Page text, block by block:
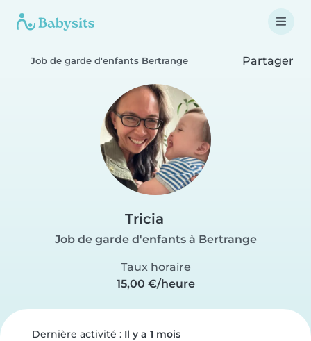
Job de garde d'enfants Bertrange Partager
Tricia
Job de garde d'enfants à Bertrange
Taux horaire
15,00 €/heure
Dernière activité : Il y a 1 mois